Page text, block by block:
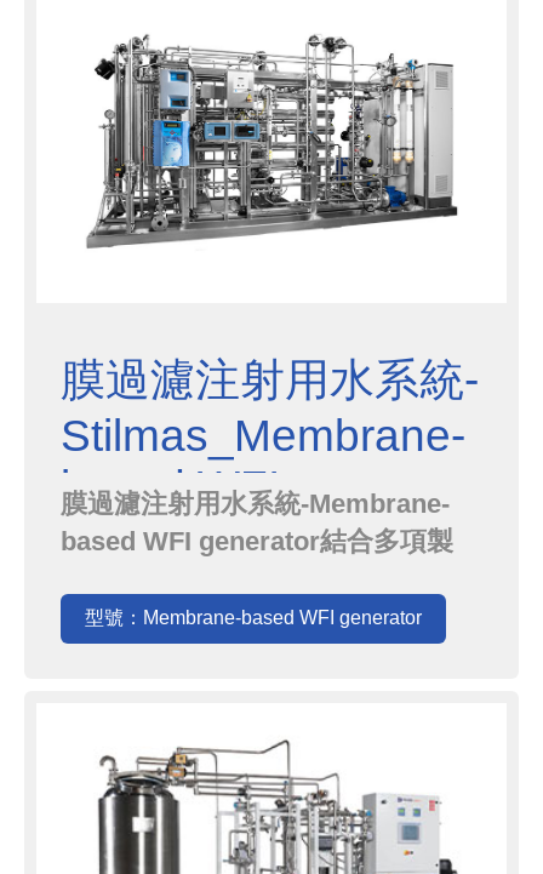
膜過濾注射用水系統-
Stilmas_Membrane-
based WFI generator
膜過濾注射用水系統-Membrane-
based WFI generator結合多項製
超濾系統(6000 daltons)，並且可以
根據需求客製化。
型號：Membrane-based WFI generator